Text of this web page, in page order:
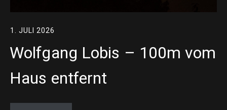
1. JULI 2026
Wolfgang Lobis – 100m vom
Haus entfernt